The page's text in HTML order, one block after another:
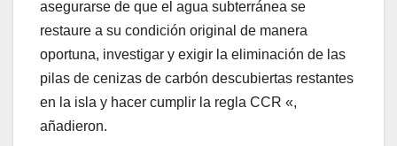
asegurarse de que el agua subterránea se
restaure a su condición original de manera
oportuna, investigar y exigir la eliminación de las
pilas de cenizas de carbón descubiertas restantes
en la isla y hacer cumplir la regla CCR «,
añadieron.